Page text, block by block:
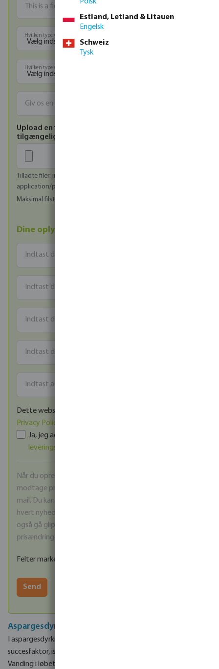
Hvilken type vandkilde bruger du?
Hvilken type vanding har du brug for?
Upload en fil af dit landskab, hvis det er
tilgængeligt.
Tilladte filer: image/jpeg, image/png, image/bmp,
application/pdf
Maksimal filstørrelse (i MB): 20
Dine oplysninger
Dette websted er beskyttet af reCAPTCHA, og Google
Privacy Policy
Ja, jeg accepterer Bevo Nordics
leveringsbetingelser
Når du opretter en konto, accepterer du samtidig at
modtage produktopdateringer og kampagnetilbud via e-
mail. Du kan til enhver tid afmelde dig ved at bruge linket i
hvert nyhedsbrev. Bemærk at når du afmelder dig, vil du
også gå glip af vigtige servicemeddelelser som fx
prisændringer.
Felter markeret med * er obligatoriske
Send
Aspargesdyrkning og drypvanding
I aspargesdyrkning er ekstra vanding en afgørende
succesfaktor, især på lette jorde med lav vandkapacitet.
Vanding i løbet af vækstsæsonen øger udbyttet og
Estland, Letland & Litauen
Engelsk
Schweiz
Tysk